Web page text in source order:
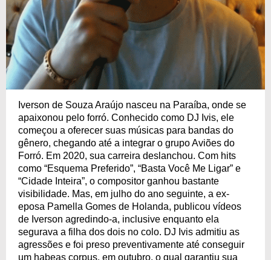
Iverson de Souza Araújo nasceu na Paraíba, onde se
apaixonou pelo forró. Conhecido como DJ Ivis, ele
começou a oferecer suas músicas para bandas do
gênero, chegando até a integrar o grupo Aviões do
Forró. Em 2020, sua carreira deslanchou. Com hits
como “Esquema Preferido”, “Basta Você Me Ligar” e
“Cidade Inteira”, o compositor ganhou bastante
visibilidade. Mas, em julho do ano seguinte, a ex-
eposa Pamella Gomes de Holanda, publicou vídeos
de Iverson agredindo-a, inclusive enquanto ela
segurava a filha dos dois no colo. DJ Ivis admitiu as
agressões e foi preso preventivamente até conseguir
um habeas corpus, em outubro, o qual garantiu sua